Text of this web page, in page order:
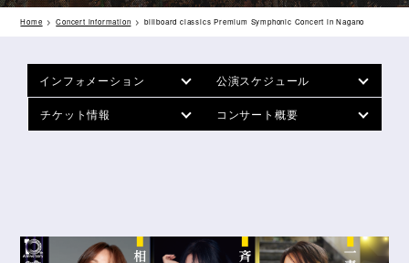
Home Concert information billboard classics Premium Symphonic Concert in Nagano
インフォメーション 公演スケジュール
チケット情報 コンサート概要